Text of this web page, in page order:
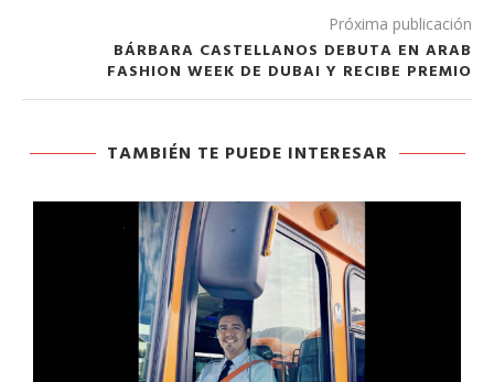
Próxima publicación
BÁRBARA CASTELLANOS DEBUTA EN ARAB
FASHION WEEK DE DUBAI Y RECIBE PREMIO
TAMBIÉN TE PUEDE INTERESAR